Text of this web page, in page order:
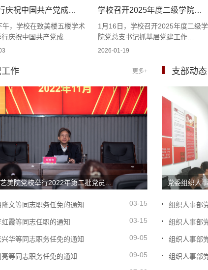
庆祝中国共产党成…
午，学校在致美楼五楼学术
庆祝中国共产党成…
学校召开2025年度二级学院…
1月16日，学校召开2025年度二级学
院党总支书记抓基层党建工作…
2026-01-19
更多+
作
美院党校举行2022年第二批党员...
03-15
隆文等同志职务任免的通知
03-15
虹霞等同志任职的通知
09-05
兴华等同志职务任免的通知
09-05
亮等同志职务任免的通知
支部动态
党委组织人
组织人事部
组织人事部
组织人事部
组织人事部